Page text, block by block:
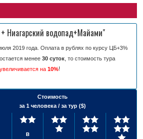
Ниагарский водопад+Майами"
2019 года. Оплата в рублях по курсу ЦБ+3%
менее 30 суток, то стоимость тура
увеличивается на 10%!
Стоимость
за 1 человека / за тур ($)
в